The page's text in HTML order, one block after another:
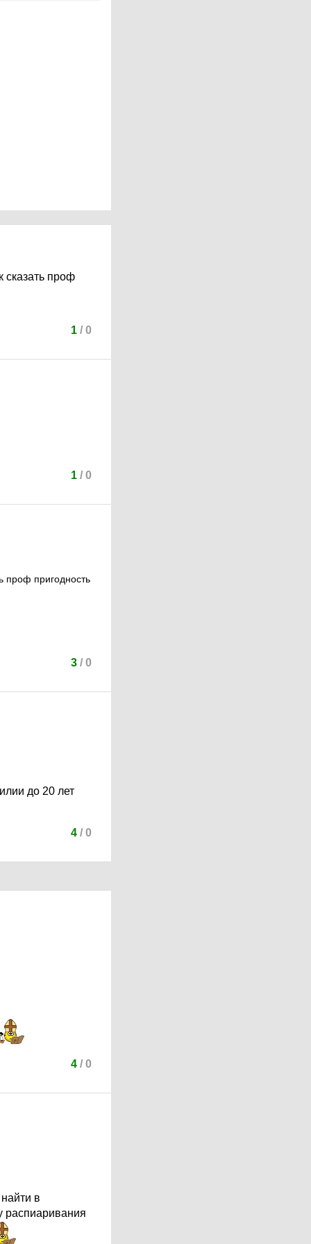
сказать проф
1/ 0
1/ 0
проф пригодность
3/ 0
до 20 лет
4/ 0
4/ 0
в
распиаривания